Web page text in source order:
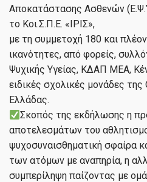
Αποκατάστασης Ασθενών
το Κοι.Σ.Π.Ε. «ΙΡΙΣ»,
με τη συμμετοχή 180 και
ικανότητες, από φορείς,
Ψυχικής Υγείας, ΚΔΑΠ ΜΕΑ,
ειδικές σχολικές μονάδες
Ελλάδας.
Σκοπός της εκδήλωσης η
αποτελεσμάτων του
ψυχοσυναισθηματική σφαίρα
των ατόμων με αναπηρία, η
συμπερίληψη παίζοντας με